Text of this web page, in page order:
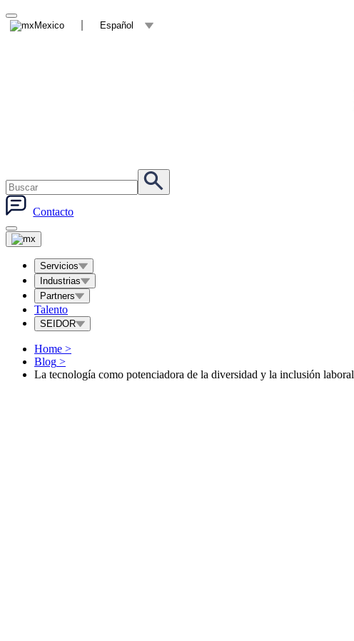
Mexico Español
Contacto
Servicios
Industrias
Partners
Talento
SEIDOR
Home >
Blog >
La tecnología como potenciadora de la diversidad y la inclusión laboral